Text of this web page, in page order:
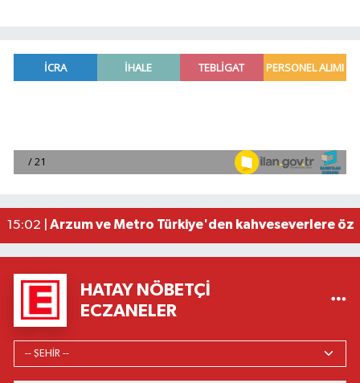
15:45 |
Akdeniz ilçesinde yeşil alanı işgal eden demir
15:02 | Arzum ve Metro Türkiye'den kahveseverlere
HATAY NÖBETÇI
ECZANELER